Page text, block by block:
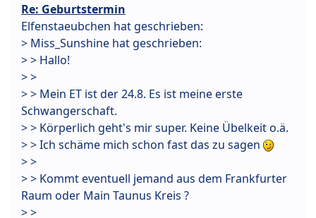
Re: Geburtstermin
Elfenstaeubchen hat geschrieben:
> Miss_Sunshine hat geschrieben:
> > Hallo!
> >
> > Mein ET ist der 24.8. Es ist meine erste
Schwangerschaft.
> > Körperlich geht's mir super. Keine Übelkeit o.ä.
> > Ich schäme mich schon fast das zu sagen
> >
> > Kommt eventuell jemand aus dem Frankfurter
Raum oder Main Taunus Kreis ?
> >